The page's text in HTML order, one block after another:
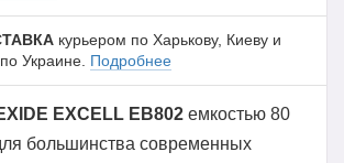
курьером по Харькову, Киеву и
Украине. Подробнее
EXCELL EB802 емкостью 80
большинства современных